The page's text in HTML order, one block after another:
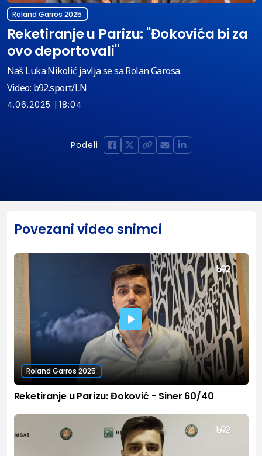
Roland Garros 2025
Reketiranje u Parizu: "Đokovića bi za
ovo deportovali"
Naš Luka Nikolić javlja se sa Rolan Garosa.
Video: b92.sport/LN
4.06.2025. 18:04
Podeli:
Povezani video snimci
Roland Garros 2025
Reketiranje u Parizu: Đoković - Siner 60/40